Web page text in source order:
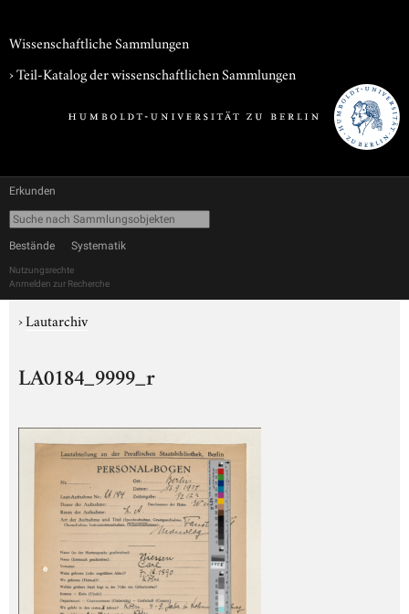
Wissenschaftliche Sammlungen
› Teil-Katalog der wissenschaftlichen Sammlungen
Erkunden
Bestände Systematik
Nutzungsrechte
Anmelden zur Recherche
›Lautarchiv
LA0184_9999_r